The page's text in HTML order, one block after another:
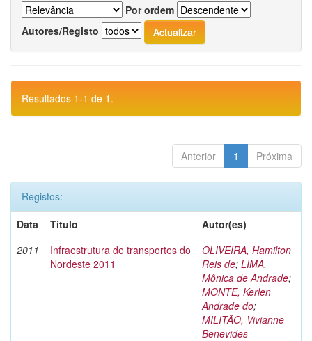
Por ordem
Autores/Registo
Resultados 1-1 de 1.
Anterior 1 Próxima
Registos:
Data
Título
Autor(es)
2011
Infraestrutura de transportes do
Nordeste 2011
OLIVEIRA, Hamilton
Reis de; LIMA,
Mônica de Andrade;
MONTE, Kerlen
Andrade do;
MILITÃO, Vivianne
Benevides